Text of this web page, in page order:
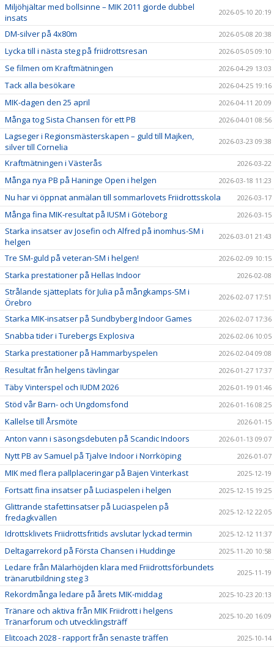
Miljöhjältar med bollsinne – MIK 2011 gjorde dubbel
insats
2026-05-10 20:19
DM-silver på 4x80m 2026-05-08 20:38
Lycka till i nästa steg på friidrottsresan 2026-05-05 09:10
Se filmen om Kraftmätningen 2026-04-29 13:03
Tack alla besökare 2026-04-25 19:16
MIK-dagen den 25 april 2026-04-11 20:09
Många tog Sista Chansen för ett PB 2026-04-01 08:56
Lagseger i Regionsmästerskapen – guld till Majken,
silver till Cornelia
2026-03-23 09:38
Kraftmätningen i Västerås 2026-03-22
Många nya PB på Haninge Open i helgen 2026-03-18 11:23
Nu har vi öppnat anmälan till sommarlovets Friidrottsskola 2026-03-17
Många fina MIK-resultat på IUSM i Göteborg 2026-03-15
Starka insatser av Josefin och Alfred på inomhus-SM i
helgen
2026-03-01 21:43
Tre SM-guld på veteran-SM i helgen! 2026-02-09 10:15
Starka prestationer på Hellas Indoor 2026-02-08
Strålande sjätteplats för Julia på mångkamps-SM i
Örebro
2026-02-07 17:51
Starka MIK-insatser på Sundbyberg Indoor Games 2026-02-07 17:36
Snabba tider i Turebergs Explosiva 2026-02-06 10:05
Starka prestationer på Hammarbyspelen 2026-02-04 09:08
Resultat från helgens tävlingar 2026-01-27 17:37
Täby Vinterspel och IUDM 2026 2026-01-19 01:46
Stöd vår Barn- och Ungdomsfond 2026-01-16 08:25
Kallelse till Årsmöte 2026-01-15
Anton vann i säsongsdebuten på Scandic Indoors 2026-01-13 09:07
Nytt PB av Samuel på Tjalve Indoor i Norrköping 2026-01-07
MIK med flera pallplaceringar på Bajen Vinterkast 2025-12-19
Fortsatt fina insatser på Luciaspelen i helgen 2025-12-15 19:25
Glittrande stafettinsatser på Luciaspelen på
fredagkvällen
2025-12-12 22:05
Idrottsklivets Friidrottsfritids avslutar lyckad termin 2025-12-12 11:37
Deltagarrekord på Första Chansen i Huddinge 2025-11-20 10:58
Ledare från Mälarhöjden klara med Friidrottsförbundets
tränarutbildning steg 3
2025-11-19
Rekordmånga ledare på årets MIK-middag 2025-10-23 20:13
Tränare och aktiva från MIK Friidrott i helgens
Tränarforum och utvecklingsträff
2025-10-20 16:09
Elitcoach 2028 - rapport från senaste träffen 2025-10-14